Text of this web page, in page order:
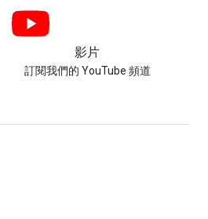
影片
訂閱我們的 YouTube 頻道